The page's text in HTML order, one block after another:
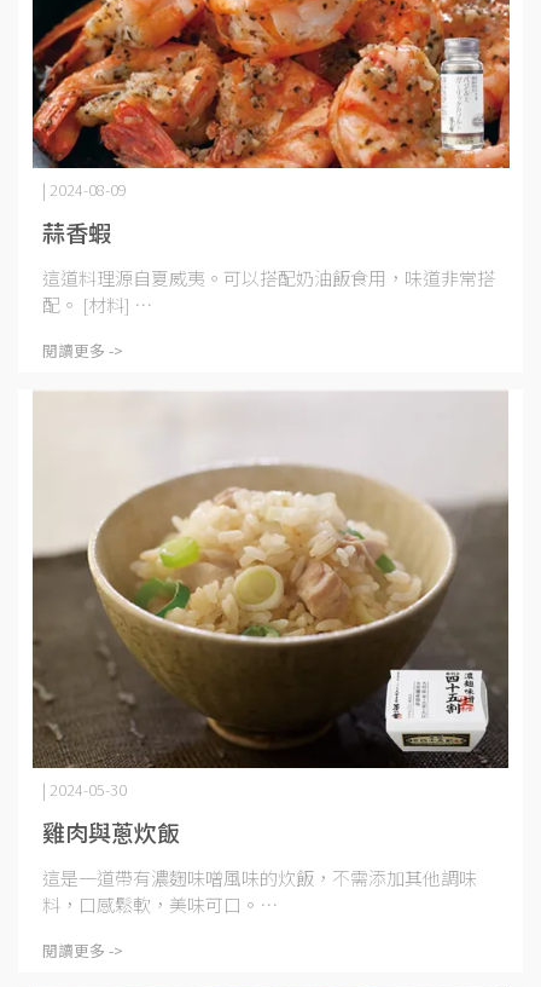
蒜香蝦
| 2024-08-09
這道料理源自夏威夷。可以搭配奶油飯食用，味道非常搭
配。 [材料] ⋯
閱讀更多 ->
雞肉與蔥炊飯
| 2024-05-30
這是一道帶有濃麴味噌風味的炊飯，不需添加其他調味
料，口感鬆軟，美味可口。⋯
閱讀更多 ->